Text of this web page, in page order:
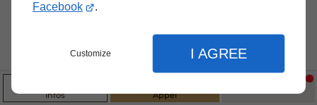
Facebook
.
Customize I AGREE
Infos Appel
Il dispose d'une grande terrasse extérieure
pour vos cocktails apéritifs ou vos vins
d'honneur lors des beaux jours.
Ce salon est accessible aux PMR.